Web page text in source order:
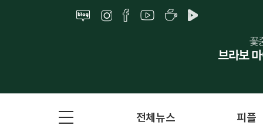
전체뉴스 피플